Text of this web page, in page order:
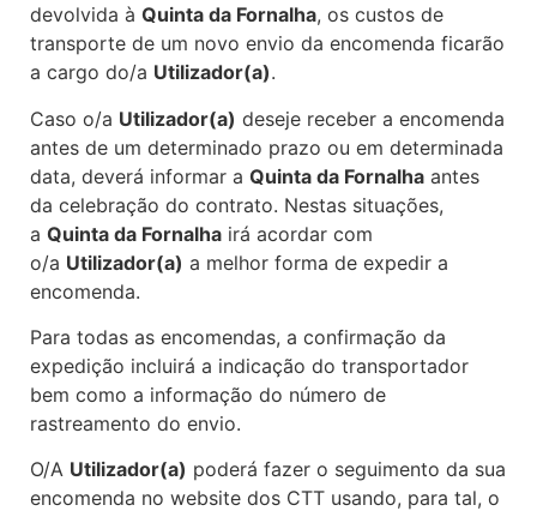
devolvida à Quinta da Fornalha, os custos de
transporte de um novo envio da encomenda ficarão
a cargo do/a Utilizador(a).
Caso o/a Utilizador(a) deseje receber a encomenda
antes de um determinado prazo ou em determinada
data, deverá informar a Quinta da Fornalha antes
da celebração do contrato. Nestas situações,
a Quinta da Fornalha irá acordar com
o/a Utilizador(a) a melhor forma de expedir a
encomenda.
Para todas as encomendas, a confirmação da
expedição incluirá a indicação do transportador
bem como a informação do número de
rastreamento do envio.
O/A Utilizador(a) poderá fazer o seguimento da sua
encomenda no website dos CTT usando, para tal, o